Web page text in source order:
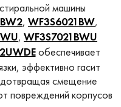
машины
, WF3S6021BW,
, WF3S7021BWU
обеспечивает
эффективно гасит
смещение
повреждений корпусов